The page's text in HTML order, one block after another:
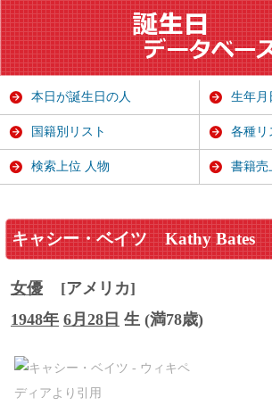
キャシー・ベイツ Kathy Bates
女優
[アメリカ]
1948年 6月28日 生 (満78歳)
本日が誕生日の人 生年月
国籍別リスト 各種リ
検索上位 人物 書籍売